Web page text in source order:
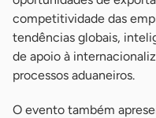
competitividade das
tendências globais,
de apoio à
processos aduaneiros.
O evento também